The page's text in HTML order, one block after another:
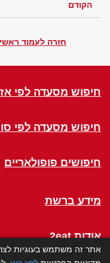
הקודם
חזרה לעמוד ראשי
חיפוש מסעדה לפי
חיפוש מסעדה לפי
חיפושים פופולאריים
מידע ברשת
אודות 2eat
אתר זה משתמש בעוגיות